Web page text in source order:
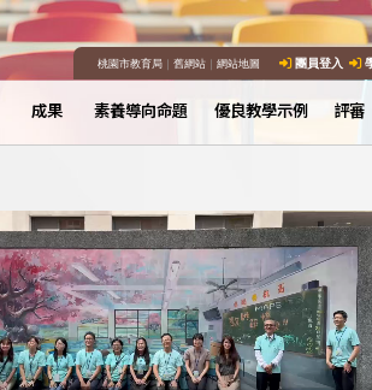
桃園市教育局｜ 舊網站｜ 網站地圖 團員登入
成果 素養導向命題 優良教學示例 評審